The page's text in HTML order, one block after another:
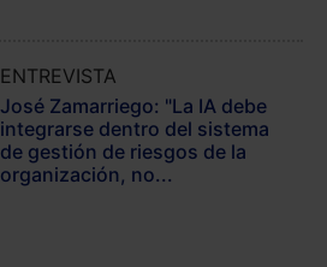
ENTREVISTA
José Zamarriego: "La IA debe
integrarse dentro del sistema
de gestión de riesgos de la
organización, no...